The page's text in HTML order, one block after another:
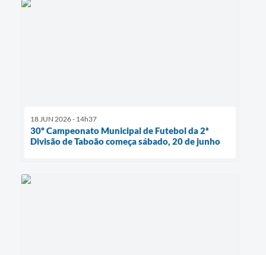
18 JUN 2026 - 14h37
30º Campeonato Municipal de Futebol da 2ª
Divisão de Taboão começa sábado, 20 de junho